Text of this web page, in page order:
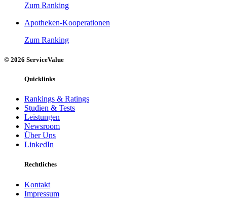
Zum Ranking
Apotheken-Kooperationen
Zum Ranking
© 2026 ServiceValue
Quicklinks
Rankings & Ratings
Studien & Tests
Leistungen
Newsroom
Über Uns
LinkedIn
Rechtliches
Kontakt
Impressum